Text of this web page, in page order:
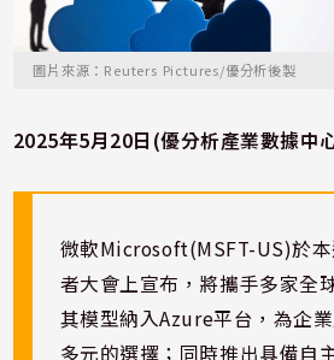
圖片來源：Reuters Pictures/優分析後製
2025年5月20日(優分析產業數據中
微軟Microsoft(MSFT-US)於
者大會上宣布，將攜手多家全
其模型納入Azure平台，為企
多元的選擇；同時推出具備自